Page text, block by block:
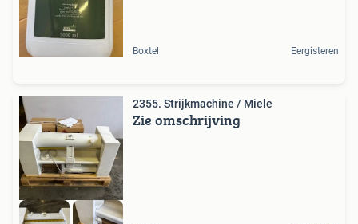
Boxtel Eergisteren
2355. Strijkmachine / Miele
Zie omschrijving